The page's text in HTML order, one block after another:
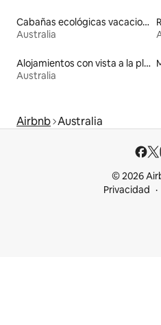
Cabañas ecológicas vacacionales
Australia
Alojamientos con vista a la playa
Australia
Airbnb Australia
© 2026
Privacidad